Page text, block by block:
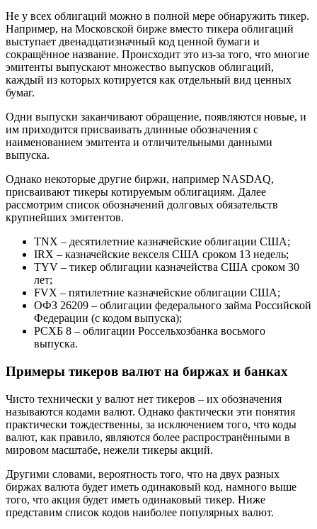
Не у всех облигаций можно в полной мере обнаружить тикер.
Например, на Московской бирже вместо тикера облигаций
выступает двенадцатизначный код ценной бумаги и
сокращённое название. Происходит это из-за того, что многие
эмитенты выпускают множество выпусков облигаций,
каждый из которых котируется как отдельный вид ценных
бумаг.
Одни выпуски заканчивают обращение, появляются новые, и
им приходится присваивать длинные обозначения с
наименованием эмитента и отличительными данными
выпуска.
Однако некоторые другие биржи, например NASDAQ,
присваивают тикеры котируемым облигациям. Далее
рассмотрим список обозначений долговых обязательств
крупнейших эмитентов.
TNX – десятилетние казначейские облигации США;
IRX – казначейские векселя США сроком 13 недель;
TYV – тикер облигации казначейства США сроком 30
лет;
FVX – пятилетние казначейские облигации США;
ОФЗ 26209 – облигации федерального займа Российской
Федерации (с кодом выпуска);
РСХБ 8 – облигации Россельхозбанка восьмого
выпуска.
Примеры тикеров валют на биржах и банках
Чисто технически у валют нет тикеров – их обозначения
называются кодами валют. Однако фактически эти понятия
практически тождественны, за исключением того, что коды
валют, как правило, являются более распространёнными в
мировом масштабе, нежели тикеры акций.
Другими словами, вероятность того, что на двух разных
биржах валюта будет иметь одинаковый код, намного выше
того, что акция будет иметь одинаковый тикер. Ниже
представим список кодов наиболее популярных валют.